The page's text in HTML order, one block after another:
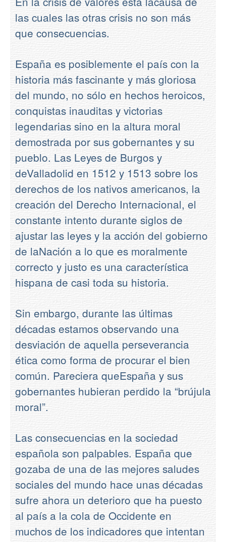
las cuales las otras crisis no son más
que consecuencias.
España es posiblemente el país con la
historia más fascinante y más gloriosa
del mundo, no sólo en hechos heroicos,
conquistas inauditas y victorias
legendarias sino en la altura moral
demostrada por sus gobernantes y su
pueblo. Las Leyes de Burgos y
deValladolid en 1512 y 1513 sobre los
derechos de los nativos americanos, la
creación del Derecho Internacional, el
constante intento durante siglos de
ajustar las leyes y la acción del gobierno
de laNación a lo que es moralmente
correcto y justo es una característica
hispana de casi toda su historia.
Sin embargo, durante las últimas
décadas estamos observando una
desviación de aquella perseverancia
ética como forma de procurar el bien
común. Pareciera queEspaña y sus
gobernantes hubieran perdido la “brújula
moral”.
Las consecuencias en la sociedad
española son palpables. España que
gozaba de una de las mejores saludes
sociales del mundo hace unas décadas
sufre ahora un deterioro que ha puesto
al país a la cola de Occidente en
muchos de los indicadores que intentan